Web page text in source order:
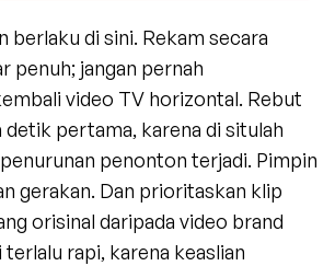
berlaku di sini. Rekam secara
penuh; jangan pernah
video TV horizontal. Rebut
detik pertama, karena di situlah
penonton terjadi. Pimpin
gerakan. Dan prioritaskan klip
orisinal daripada video brand
rapi, karena keaslian